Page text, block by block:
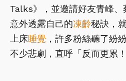
Talks》，並邀請好友青峰、
意外透露自己的凍齡秘訣，
上床睡覺 ，許多粉絲聽了紛
不少悲劇，直呼「反而更累！